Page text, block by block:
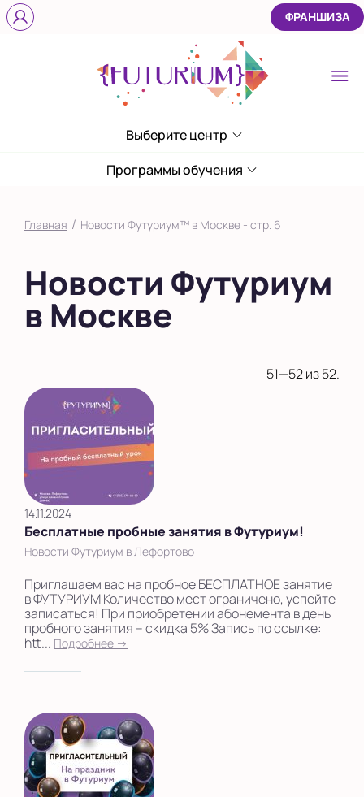
Выберите центр
Выберите центр
Ломоносовский
в Московской
Показать на карте
Выбрать другой город
ФРАНШИЗА
Программы обучения
Главная / Новости Футуриум™ в Москве - стр. 6
Новости Футуриум
в Москве
51—52 из 52.
14.11.2024
Бесплатные пробные занятия в Футуриум!
Новости Футуриум в Лефортово
Приглашаем вас на пробное БЕСПЛАТНОЕ занятие
в ФУТУРИУМ Количество мест ограничено, успейте
записаться! При приобретении абонемента в день
пробного занятия – скидка 5% Запись по ссылке:
htt... Подробнее →